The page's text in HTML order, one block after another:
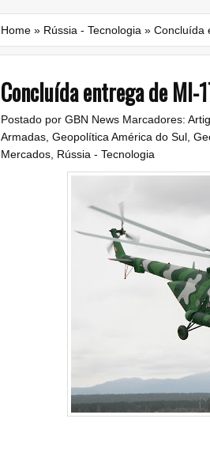
Home » Rússia - Tecnologia » Concluída
Concluída entrega de MI-
Postado por GBN News Marcadores:
Armadas Geopolítica América do Sul
Mercados Rússia - Tecnologia